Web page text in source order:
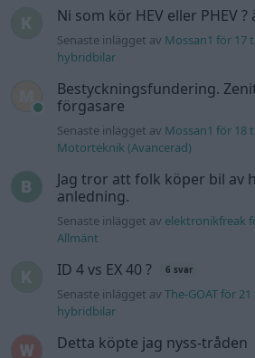
Ni som kör HEV eller PHEV
Senaste inlägget av Mossan1 för 17
hybridbilar
Bestyckningsfundering.
förgasare
Senaste inlägget av Mossan1 för 18
Motorteknik (Avancerad)
Jag tror att folk köper bil av
anledning.
Senaste inlägget av elektronikfreak
Allmänt
ID 4 vs EX 40 ? 6 svar
Senaste inlägget avThe-GOAT för
hybridbilar
Detta köpte jag nyss-tråden